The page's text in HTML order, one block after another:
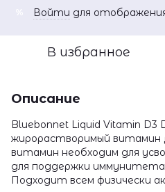
Войти для
В избранное
Описание
Bluebonnet Liquid Vitamin D3
жирорастворимый витамин
витамин необходим для
для поддержки иммунитета
Подходит всем физически